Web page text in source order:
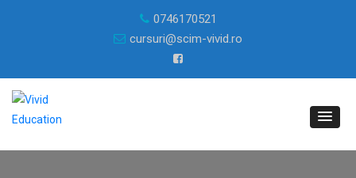
0746170521
cursuri@scim-vivid.ro